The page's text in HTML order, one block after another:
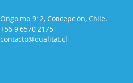
Ongolmo 912, Concepción, Chile.
+56 9 6570 2175
contacto@qualitat.cl